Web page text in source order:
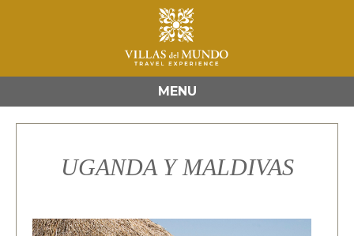
MENU
UGANDA Y MALDIVAS